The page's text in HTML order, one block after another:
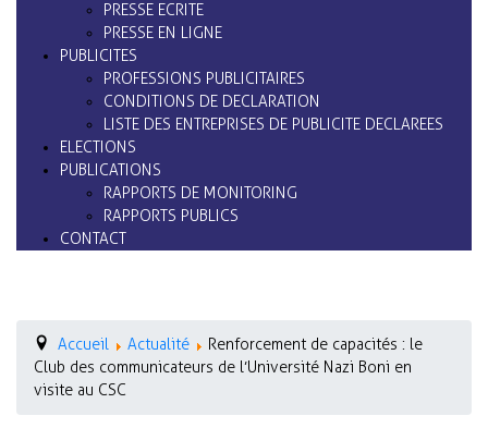
PRESSE ECRITE
PRESSE EN LIGNE
PUBLICITES
PROFESSIONS PUBLICITAIRES
CONDITIONS DE DECLARATION
LISTE DES ENTREPRISES DE PUBLICITE DECLAREES
ELECTIONS
PUBLICATIONS
RAPPORTS DE MONITORING
RAPPORTS PUBLICS
CONTACT
Accueil Actualité
Renforcement de capacités : le
Club des communicateurs de l’Université Nazi Boni en
visite au CSC